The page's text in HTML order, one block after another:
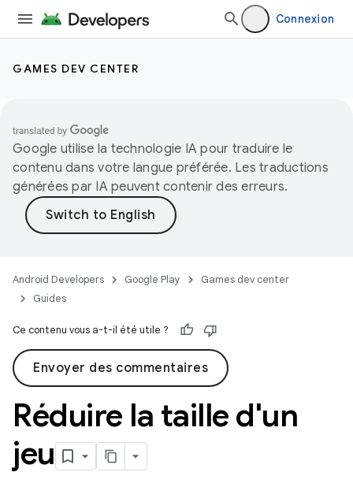
Connexion
GAMES DEV CENTER
Google utilise la technologie IA pour traduire le
contenu dans votre langue préférée. Les traductions
générées par IA peuvent contenir des erreurs.
Android Developers Google Play
Games dev center
Guides
Ce contenu vous a-t-il été utile ?
Envoyer des commentaires
Réduire la taille d'un
jeu